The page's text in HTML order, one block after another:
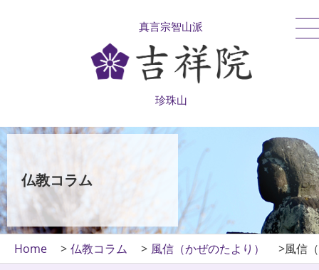
真言宗智山派
珍珠山
仏教コラム
Home 仏教コラム 風信（かぜのたより） 風信